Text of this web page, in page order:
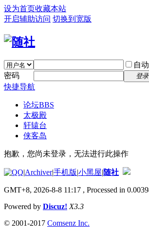
设为首页收藏本站
开启辅助访问 切换到宽版
自
密码
登录
快捷导航
论坛BBS
太极殿
轩辕台
侠客岛
抱歉，您尚未登录，无法进行此操作
|Archiver|手机版|小黑屋|随社
GMT+8, 2026-8-8 11:17 , Processed in
Powered by Discuz! X3.3
© 2001-2017 Comsenz Inc.